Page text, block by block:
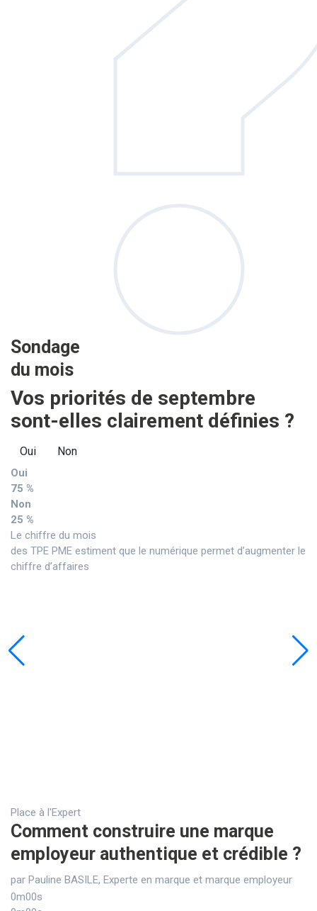
Sondage
du mois
Vos priorités de septembre
sont-elles clairement définies ?
Oui Non
Oui
75 %
Non
25 %
Le chiffre du mois
des TPE PME estiment que le numérique permet d’augmenter le
chiffre d’affaires
Place à l'Expert
Comment construire une marque
employeur authentique et crédible ?
par Pauline BASILE, Experte en marque et marque employeur
0m00s